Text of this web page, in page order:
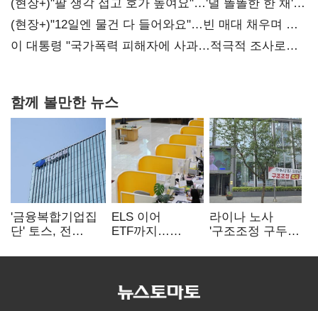
숙제
(현장+)"팔 생각 접고 호가 높여요"…'덜 똘똘한 한 채'
20억 키맞추기
(현장+)"12일엔 물건 다 들어와요"…빈 매대 채우며 문
연 홈플러스
이 대통령 "국가폭력 피해자에 사과…적극적 조사로
함께 볼만한 뉴스
'금융복합기업집
단' 토스, 전
표준화
ELS 이어
ETF까지…
제동 걸린 은행
라이나 노사
'구조조정 구두